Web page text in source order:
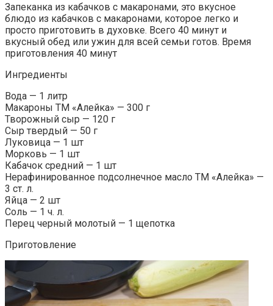
Запеканка из кабачков с макаронами, это вкусное
блюдо из кабачков с макаронами, которое легко и
просто приготовить в духовке. Всего 40 минут и
вкусный обед или ужин для всей семьи готов. Время
приготовления 40 минут
Ингредиенты
Вода — 1 литр
Макароны ТМ «Алейка» — 300 г
Творожный сыр — 120 г
Сыр твердый — 50 г
Луковица — 1 шт
Морковь — 1 шт
Кабачок средний — 1 шт
Нерафинированное подсолнечное масло ТМ «Алейка» —
3 ст. л.
Яйца — 2 шт
Соль — 1 ч. л.
Перец черный молотый — 1 щепотка
Приготовление